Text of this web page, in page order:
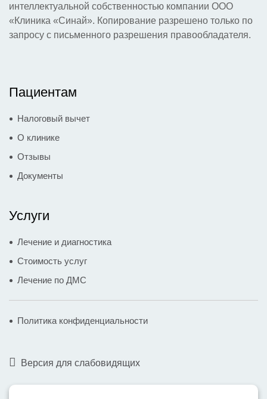
интеллектуальной собственностью компании ООО
«Клиника «Синай». Копирование разрешено только по
запросу с письменного разрешения правообладателя.
Пациентам
Налоговый вычет
О клинике
Отзывы
Документы
Услуги
Лечение и диагностика
Стоимость услуг
Лечение по ДМС
Политика конфиденциальности
Версия для слабовидящих